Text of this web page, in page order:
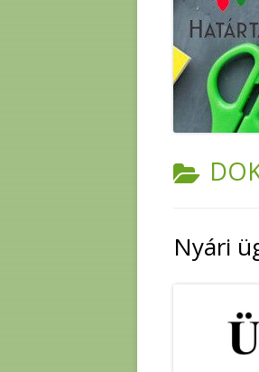
Nyári